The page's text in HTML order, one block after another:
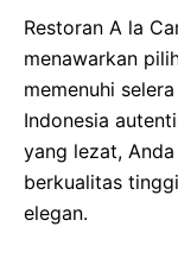
Restoran A la
menawarkan
memenuhi
Indonesia
yang lezat,
berkualitas
elegan.